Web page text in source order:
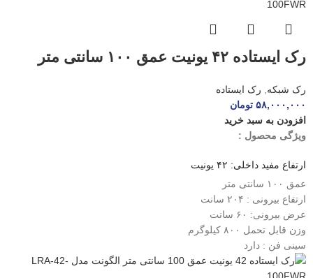
رک ایستاده ۴۲ یونیت عمق ۱۰۰ سانتی متر
رک شبکه, رک ایستاده
۵۸,۰۰۰,۰۰۰ تومان
افزودن به سبد خرید
ویژگی محصول :
ارتفاع مفید داخلی: ۴۲ یونیت
عمق ۱۰۰ سانتی متر
ارتفاع بیرونی : ۲۰۴ سانت
عرض بیرونی: ۶۰ سانت
وزن قابل تحمل ۸۰۰ کیلوگرم
سینی فن : دارد